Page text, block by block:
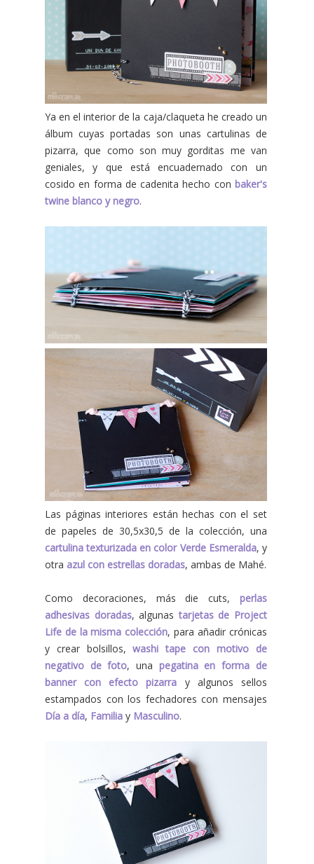
Ya en el interior de la caja/claqueta he creado un
álbum cuyas portadas son unas cartulinas de
pizarra, que como son muy gorditas me van
geniales, y que está encuadernado con un
cosido en forma de cadenita hecho con baker's
twine blanco y negro.
Las páginas interiores están hechas con el set
de papeles de 30,5x30,5 de la colección, una
cartulina texturizada en color Verde Esmeralda, y
otra azul con estrellas doradas, ambas de Mahé.
Como decoraciones, más die cuts, perlas
adhesivas doradas, algunastarjetas de Project
Life de la misma colección, para añadir crónicas
y crear bolsillos,washi tape con motivo de
negativo de foto, una pegatina en forma de
banner con efecto pizarra y algunos sellos
estampados con los fechadores con mensajes
Día a día, Familia y Masculino.